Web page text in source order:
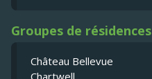
Groupes de résidences
Château Bellevue